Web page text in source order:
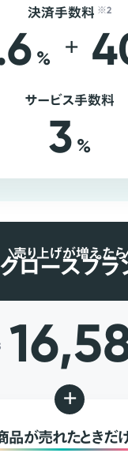
決済手数料 ※2
% +
サービス手数料
3 %
売り上げが増えたら
グロースプラ
+
品が売れたときだ